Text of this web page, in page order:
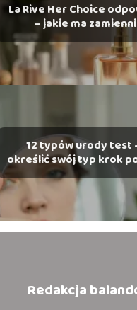
La Rive Her Choice
– jakie ma
12 typów urody test
określić swój typ krok
Redakcja